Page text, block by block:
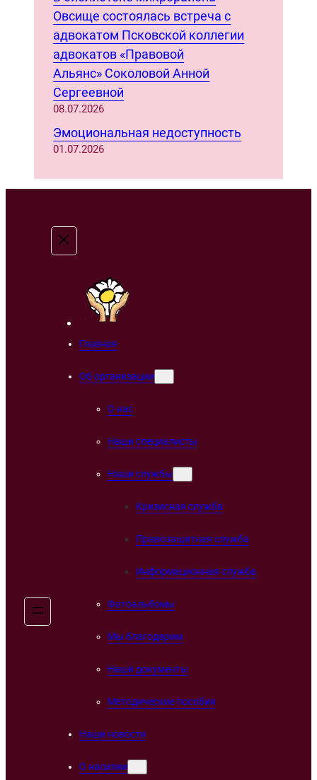
Овсище состоялась встреча с
адвокатом Псковской коллегии
адвокатов «Правовой
Альянс» Соколовой Анной
Сергеевной
08.07.2026
Эмоциональная недоступность
01.07.2026
Главная
Об организации
О нас
Наши специалисты
Наши службы
Кризисная служба
Правозащитная служба
Информационная служба
Фотоальбомы
Мы благодарим
Наши документы
Методические пособия
Наши новости
О насилии